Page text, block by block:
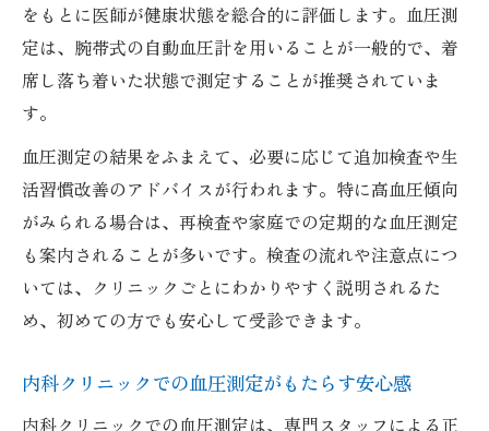
をもとに医師が健康状態を総合的に評価します。血圧測
定は、腕帯式の自動血圧計を用いることが一般的で、着
席し落ち着いた状態で測定することが推奨されていま
す。
血圧測定の結果をふまえて、必要に応じて追加検査や生
活習慣改善のアドバイスが行われます。特に高血圧傾向
がみられる場合は、再検査や家庭での定期的な血圧測定
も案内されることが多いです。検査の流れや注意点につ
いては、クリニックごとにわかりやすく説明されるた
め、初めての方でも安心して受診できます。
内科クリニックでの血圧測定がもたらす安心感
内科クリニックでの血圧測定は、専門スタッフによる正